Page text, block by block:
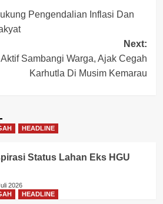
Pengendalian Inflasi Dan
Next:
Sambangi Warga, Ajak Cegah
Karhutla Di Musim Kemarau
HEADLINE
Status Lahan Eks HGU
2026
HEADLINE